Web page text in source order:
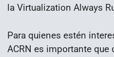
la Virtualization Always
Para quienes estén
ACRN es importante que